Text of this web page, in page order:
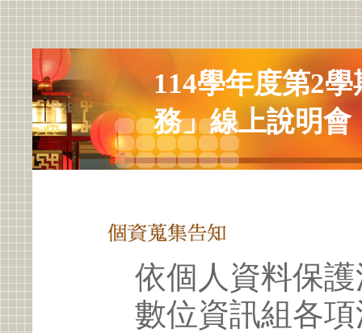
114學年度第2
務」線上說明會
依個人資料保
數位資訊組各